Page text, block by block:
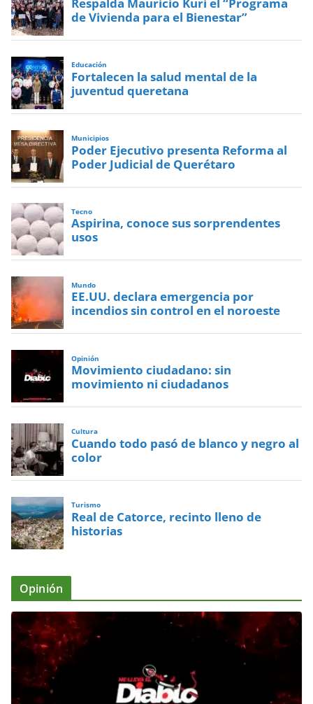
de Vivienda para el Bienestar”
Educación
Fortalecen la salud mental de la
juventud queretana
Municipios
Poder Ejecutivo presenta Reforma al
Poder Judicial de Querétaro
Tecno
Aspirina, conoce sus sorprendentes
usos
Mundo
EE.UU. declara emergencia por
incendios sin control en el noroeste
Opinión
Movimiento ciudadano: sin
movimiento ni ciudadanos
Cultura
Cuando todo pasó de blanco y negro al
color
Turismo
Real de Catorce, recinto lleno de
historias
Opinión